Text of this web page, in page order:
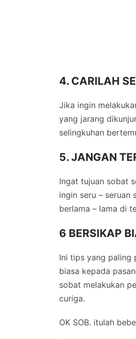
4. CARILAH
Jika ingin
yang jarang
selingkuhan
5. JANGAN
Ingat tujuan sobat
ingin seru – seruan
berlama – lama di
6 BERSIKAP
Ini tips yang paling
biasa kepada
sobat melakukan
curiga.
OK SOB. itulah